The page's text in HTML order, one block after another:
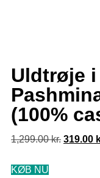
Uldtrøje
(100%
1,299.00kr. 319.00
KØB NU